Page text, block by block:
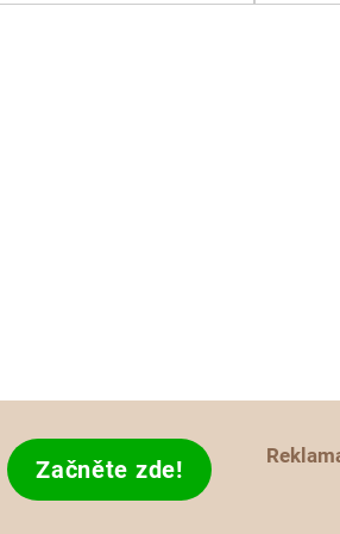
Začněte zde!